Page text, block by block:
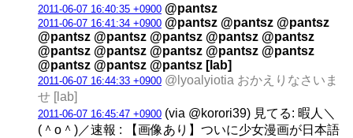
2011-06-07 16:40:35 +0900 @pantsz
2011-06-07 16:41:34 +0900 @pantsz @pantsz @pantsz
@pantsz @pantsz @pantsz @pantsz @pantsz
@pantsz @pantsz @pantsz @pantsz @pantsz
@pantsz @pantsz @pantsz [lab]
2011-06-07 16:44:33 +0900 @lyoalyiotia おかえりなさいま
せ [lab]
2011-06-07 16:45:47 +0900 (via @korori39) 見てる: 暇人＼
(＾o＾)／速報 : 【画像あり】ついに少女漫画が日本語